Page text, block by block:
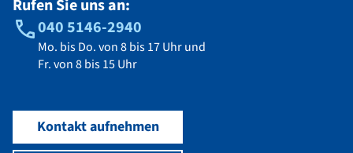
Rufen Sie uns an:
040 5146-2940
Mo. bis Do. von 8 bis 17 Uhr und
Fr. von 8 bis 15 Uhr
Kontakt aufnehmen